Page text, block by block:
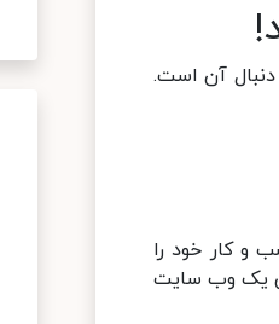
دنبال آن است.
و کار خود را
یک وب سایت